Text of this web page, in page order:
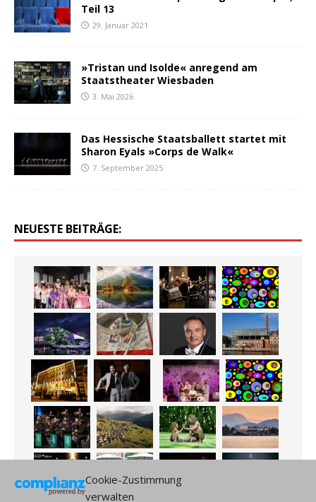
Cookie-Zustimmung
verwalten
Teil 13
29. Januar 2021
»Tristan und Isolde« anregend am
Staatstheater Wiesbaden
3. Mai 2026
Das Hessische Staatsballett startet mit
Sharon Eyals »Corps de Walk«
7. September 2025
NEUESTE BEITRÄGE: